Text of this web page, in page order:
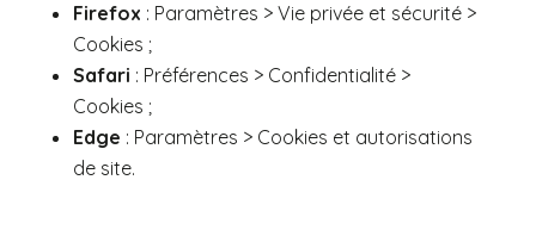
Firefox : Paramètres > Vie privée et sécurité >
Cookies ;
Safari : Préférences > Confidentialité >
Cookies ;
Edge : Paramètres > Cookies et autorisations
de site.